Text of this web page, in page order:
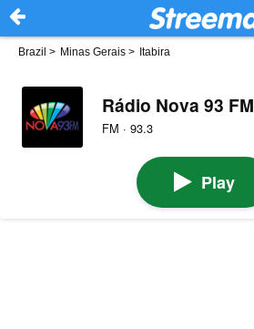
Brazil > Minas Gerais > Itabira
Rádio Nova 93 FM
FM · 93.3
Play